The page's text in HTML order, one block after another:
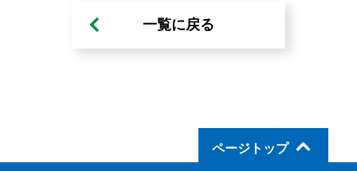
一覧に戻る
ページトップ